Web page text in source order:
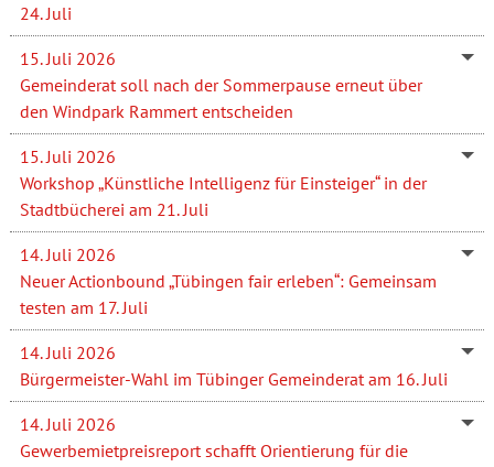
24. Juli
15. Juli 2026
Gemeinderat soll nach der Sommerpause erneut über
den Windpark Rammert entscheiden
15. Juli 2026
Workshop „Künstliche Intelligenz für Einsteiger“ in der
Stadtbücherei am 21. Juli
14. Juli 2026
Neuer Actionbound „Tübingen fair erleben“: Gemeinsam
testen am 17. Juli
14. Juli 2026
Bürgermeister-Wahl im Tübinger Gemeinderat am 16. Juli
14. Juli 2026
Gewerbemietpreisreport schafft Orientierung für die